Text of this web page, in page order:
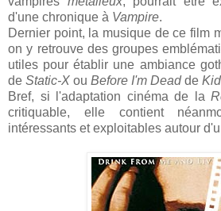
d'une chronique à Vampire.
Dernier point, la musique de ce film
on y retrouve des groupes
utiles pour établir une ambiance
de Static-X ou Before I'm Deadde
Bref, si l'adaptation cinéma de la
critiquable, elle contient
intéressants et exploitables autour